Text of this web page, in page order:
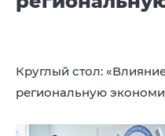
Круглый стол:
региональную